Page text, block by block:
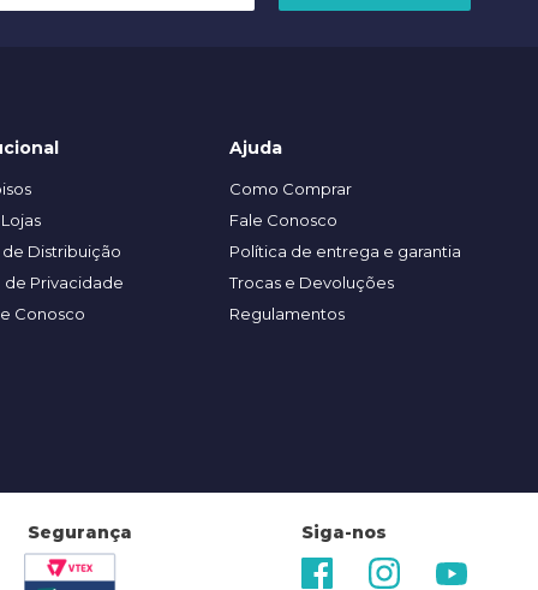
Distribuição
de Privacidade
Conosco
Ajuda
Como Comprar
Fale Conosco
Política de entrega e garantia
Trocas e Devoluções
Regulamentos
Segurança Siga-nos